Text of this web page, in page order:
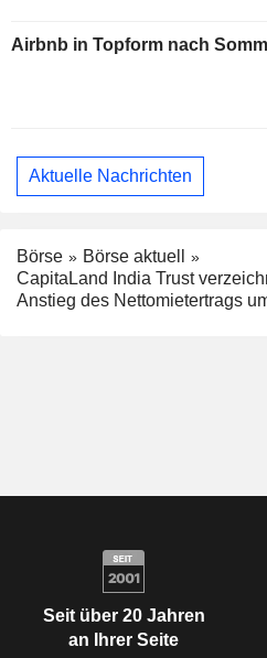
Airbnb in Topform nach
Aktuelle Nachrichten
Börse
Börse aktuell
CapitaLand India Trust
Anstieg des Nettomietertrags
Seit über 20 Jahren
an Ihrer Seite